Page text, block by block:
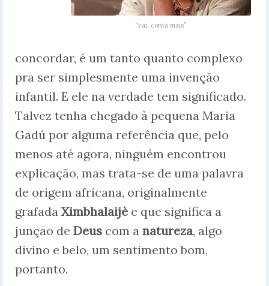
“vai, conta mais”
concordar, é um tanto quanto complexo
pra ser simplesmente uma invenção
infantil. E ele na verdade tem significado.
Talvez tenha chegado à pequena Maria
Gadú por alguma referência que, pelo
menos até agora, ninguém encontrou
explicação, mas trata-se de uma palavra
de origem africana, originalmente
grafada Ximbhalaijè e que significa a
junção de Deus com a natureza, algo
divino e belo, um sentimento bom,
portanto.